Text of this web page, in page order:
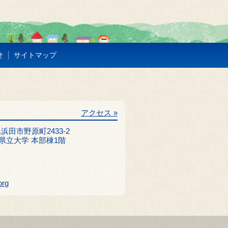
サイトマップ
田市野原町2433-2
立大学 本部棟1階
アクセス »